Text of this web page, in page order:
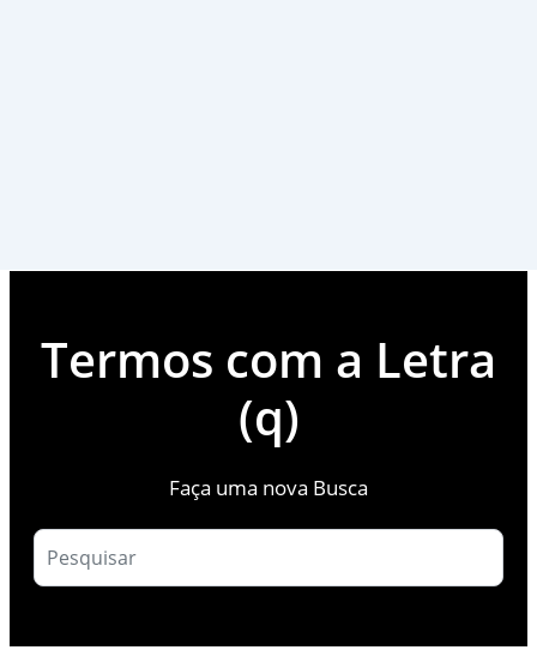
Termos com a Letra
(q)
Faça uma nova Busca